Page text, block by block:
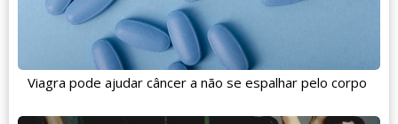
Viagra pode ajudar câncer a não se espalhar pelo corpo